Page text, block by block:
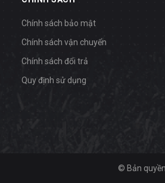
Chính sách bảo mật
Chính sách vận chuyển
Chính sách đổi trả
Quy định sử dụng
© Bản